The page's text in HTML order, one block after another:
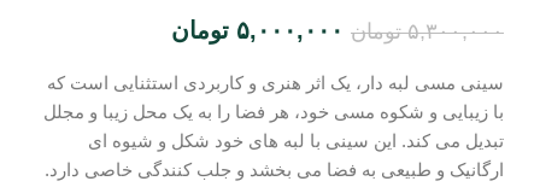
۵,۳۰۰,۰۰۰ تومان ۵,۰۰۰,۰۰۰ تومان
سینی مسی لبه دار، یک اثر هنری و کاربردی استثنایی است که
با زیبایی و شکوه مسی خود، هر فضا را به یک محل زیبا و مجلل
تبدیل می‌ کند. این سینی با لبه‌ های خود شکل و شیوه‌ ای
ارگانیک و طبیعی به فضا می‌ بخشد و جلب کنندگی خاصی دارد.